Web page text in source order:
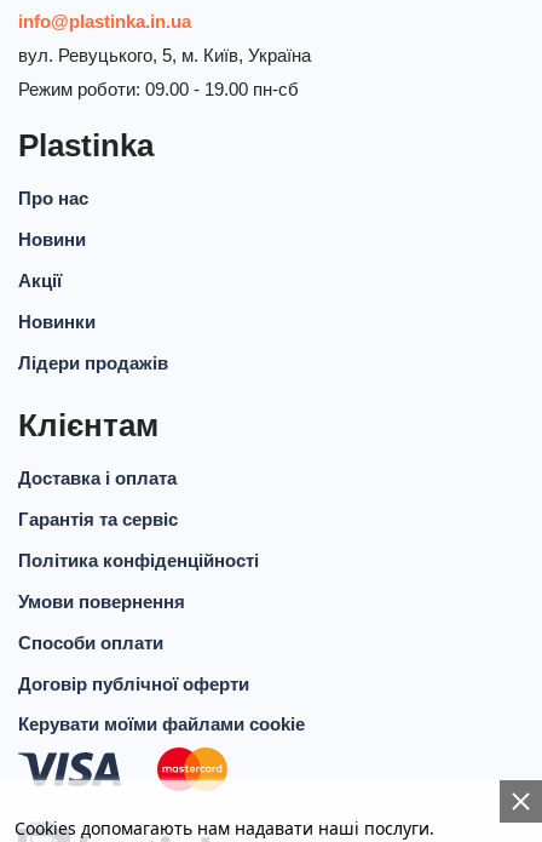
Cookies допомагають нам надавати наші послуги.
Plastinka
Про нас
Новини
Акції
Новинки
Лідери продажів
Клієнтам
Доставка і оплата
Гарантія та сервіс
Політика конфіденційності
Умови повернення
Способи оплати
Договір публічної оферти
Керувати моїми файлами cookie
info@plastinka.in.ua
вул. Ревуцького, 5, м. Київ, Україна
Режим роботи: 09.00 - 19.00 пн-сб